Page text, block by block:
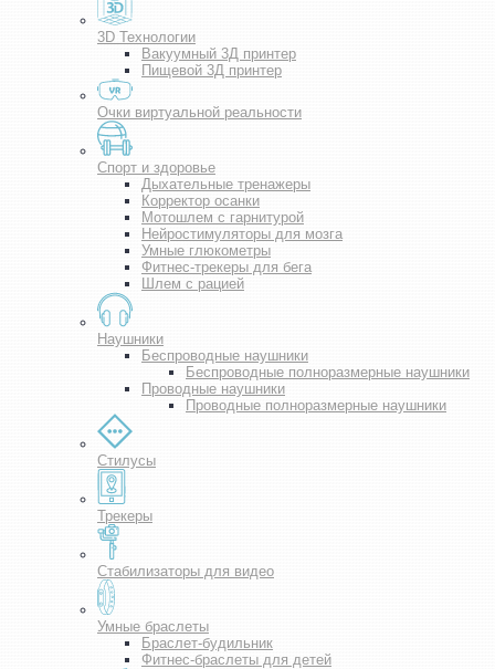
3D Технологии
Вакуумный 3Д принтер
Пищевой 3Д принтер
Очки виртуальной реальности
Спорт и здоровье
Дыхательные тренажеры
Корректор осанки
Мотошлем с гарнитурой
Нейростимуляторы для мозга
Умные глюкометры
Фитнес-трекеры для бега
Шлем с рацией
Наушники
Беспроводные наушники
Беспроводные полноразмерные наушники
Проводные наушники
Проводные полноразмерные наушники
Стилусы
Трекеры
Стабилизаторы для видео
Умные браслеты
Браслет-будильник
Фитнес-браслеты для детей